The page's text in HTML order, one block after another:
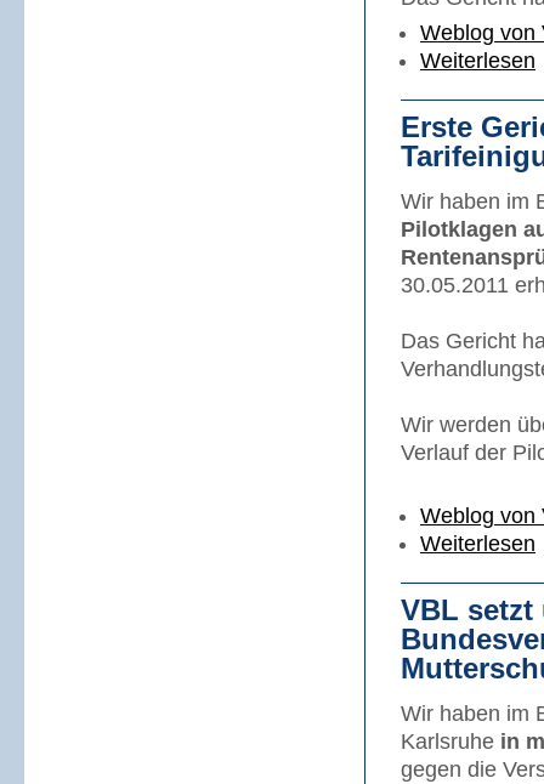
Weblog von
Weiterlesen
Erste
Wir haben im
Pilotklagen
30.05.2011
Das Gericht
Wir werden
Verlauf der
Weblog von
Weiterlesen
VBL
Wir haben im
Karlsruhe in
gegen die